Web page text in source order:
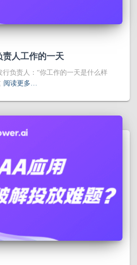
责人工作的一天
行负责人：“你工作的一天是什么样
阅读更多…